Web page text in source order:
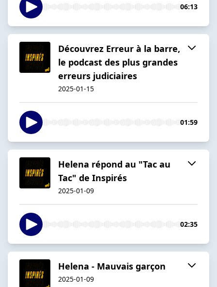
06:13
Découvrez Erreur à la barre,
le podcast des plus grandes
erreurs judiciaires
2025-01-15
01:59
Helena répond au "Tac au
Tac" de Inspirés
2025-01-09
02:35
Helena - Mauvais garçon
2025-01-09